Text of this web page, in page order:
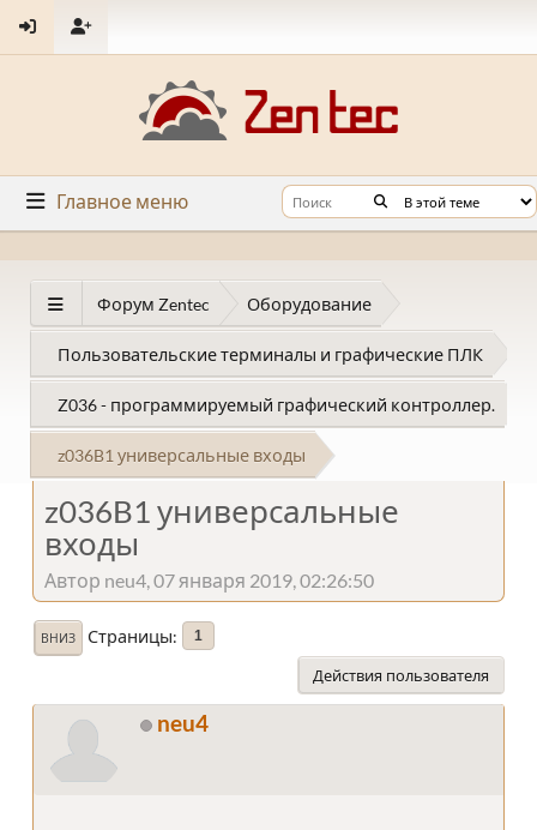
Главное меню
Форум Zentec Оборудование
Пользовательские терминалы и графические ПЛК
Z036 - программируемый графический контроллер.
z036B1 универсальные входы
z036B1 универсальные
входы
Автор neu4, 07 января 2019, 02:26:50
ВНИЗ Страницы 1
Действия пользователя
neu4